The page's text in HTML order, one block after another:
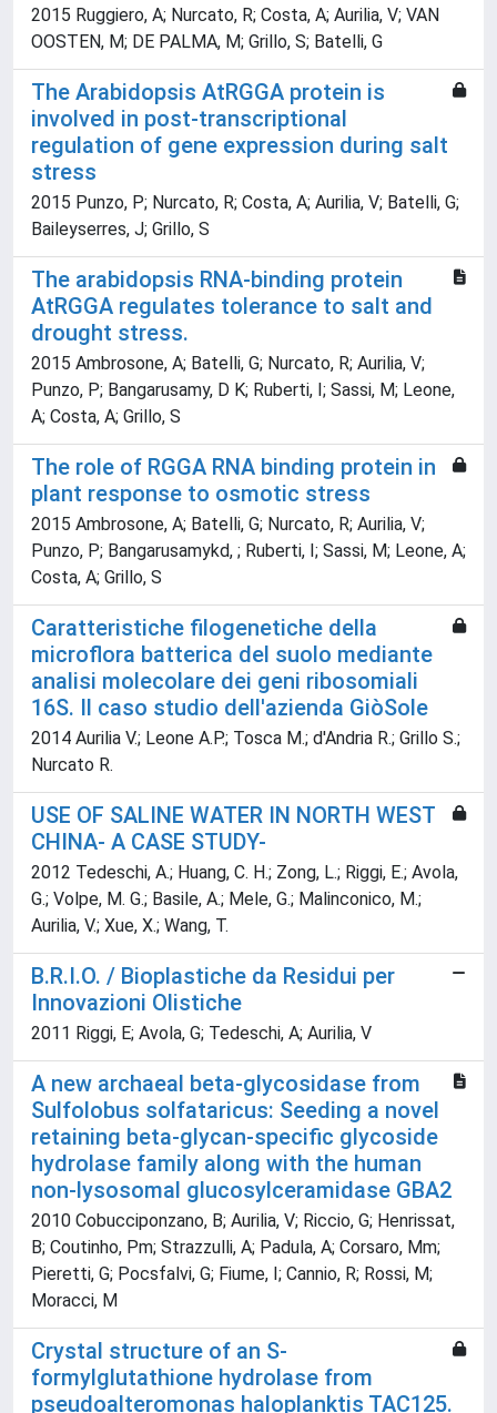
2015 Ruggiero, A; Nurcato, R; Costa, A; Aurilia, V; VAN
OOSTEN, M; DE PALMA, M; Grillo, S; Batelli, G
The Arabidopsis AtRGGA protein is
involved in post-transcriptional
regulation of gene expression during salt
stress
2015 Punzo, P; Nurcato, R; Costa, A; Aurilia, V; Batelli, G;
Baileyserres, J; Grillo, S
The arabidopsis RNA-binding protein
AtRGGA regulates tolerance to salt and
drought stress.
2015 Ambrosone, A; Batelli, G; Nurcato, R; Aurilia, V;
Punzo, P; Bangarusamy, D K; Ruberti, I; Sassi, M; Leone,
A; Costa, A; Grillo, S
The role of RGGA RNA binding protein in
plant response to osmotic stress
2015 Ambrosone, A; Batelli, G; Nurcato, R; Aurilia, V;
Punzo, P; Bangarusamykd, ; Ruberti, I; Sassi, M; Leone, A;
Costa, A; Grillo, S
Caratteristiche filogenetiche della
microflora batterica del suolo mediante
analisi molecolare dei geni ribosomiali
16S. Il caso studio dell'azienda GiòSole
2014 Aurilia V.; Leone A.P.; Tosca M.; d'Andria R.; Grillo S.;
Nurcato R.
USE OF SALINE WATER IN NORTH WEST
CHINA- A CASE STUDY-
2012 Tedeschi, A.; Huang, C. H.; Zong, L.; Riggi, E.; Avola,
G.; Volpe, M. G.; Basile, A.; Mele, G.; Malinconico, M.;
Aurilia, V.; Xue, X.; Wang, T.
B.R.I.O. / Bioplastiche da Residui per
Innovazioni Olistiche
2011 Riggi, E; Avola, G; Tedeschi, A; Aurilia, V
A new archaeal beta-glycosidase from
Sulfolobus solfataricus: Seeding a novel
retaining beta-glycan-specific glycoside
hydrolase family along with the human
non-lysosomal glucosylceramidase GBA2
2010 Cobucciponzano, B; Aurilia, V; Riccio, G; Henrissat,
B; Coutinho, Pm; Strazzulli, A; Padula, A; Corsaro, Mm;
Pieretti, G; Pocsfalvi, G; Fiume, I; Cannio, R; Rossi, M;
Moracci, M
Crystal structure of an S-
formylglutathione hydrolase from
pseudoalteromonas haloplanktis TAC125.